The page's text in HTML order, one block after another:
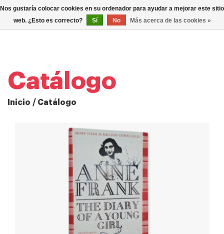
0
Catálogo
Inicio / Catálogo
Nos gustaría colocar cookies en su ordenador para ayudar a mejorar este sitio
web. ¿Esto es correcto?
Sí No Más acerca de las cookies »